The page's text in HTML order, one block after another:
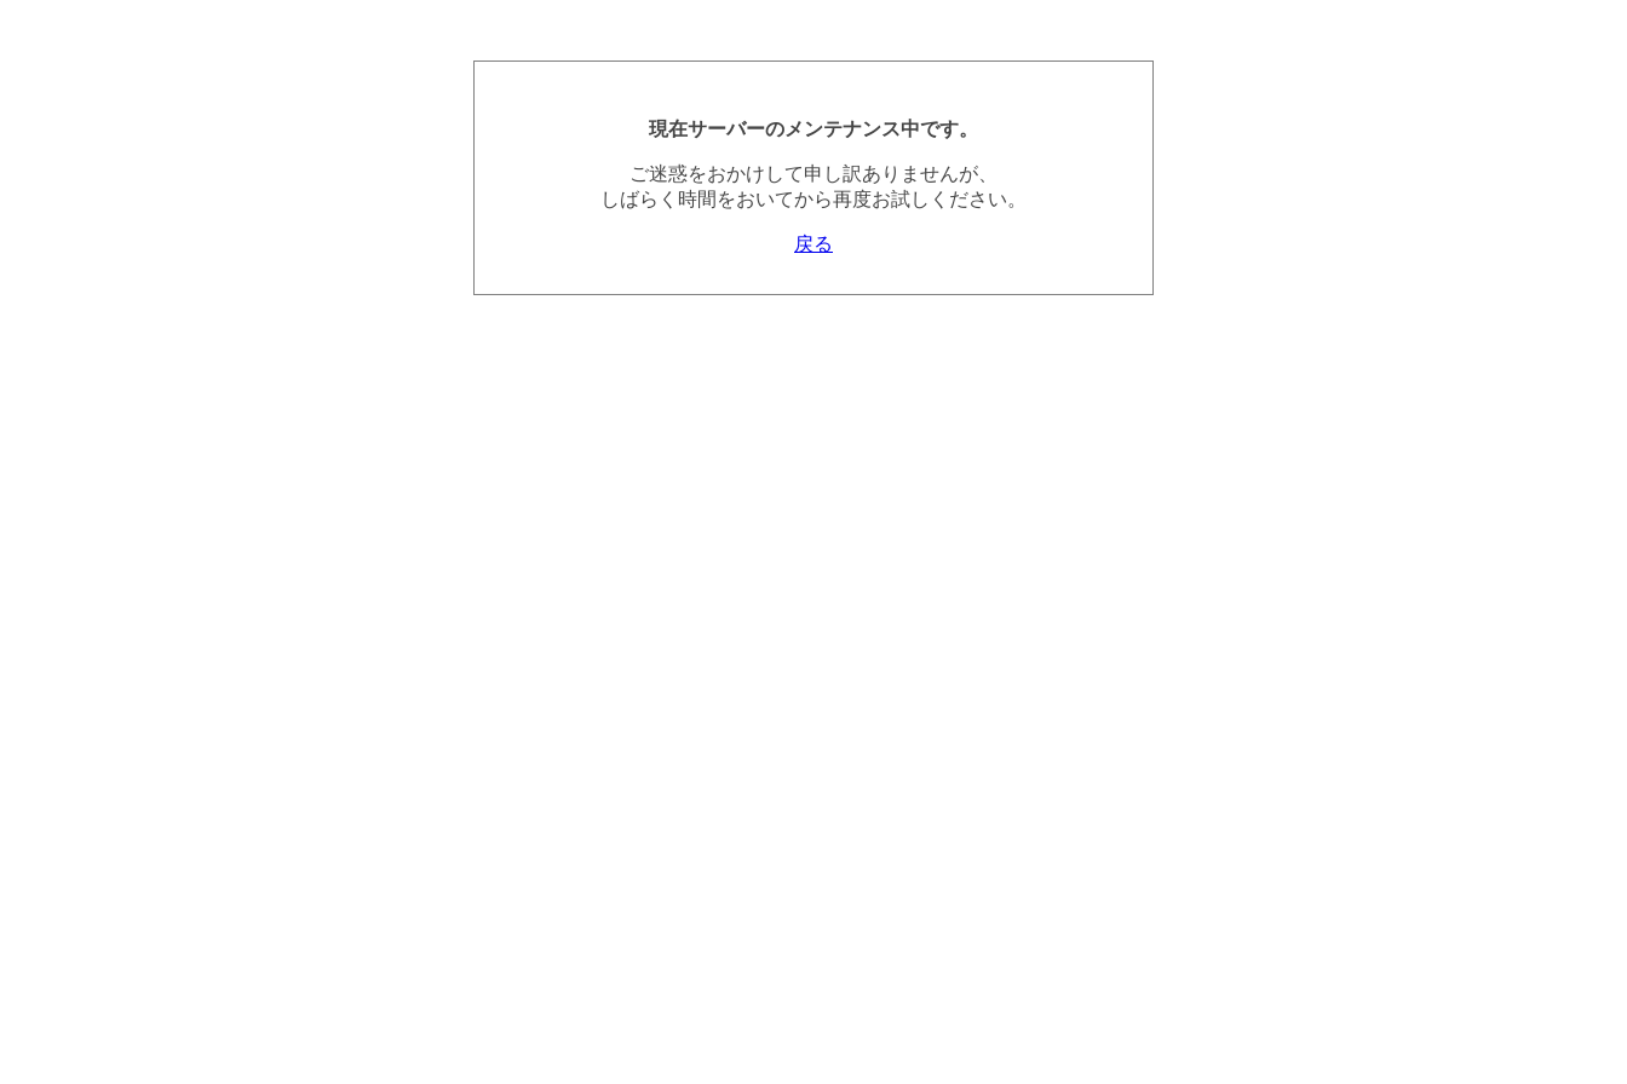
現在サーバーのメンテナンス中です。
ご迷惑をおかけして申し訳ありませんが、
しばらく時間をおいてから再度お試しください。
戻る